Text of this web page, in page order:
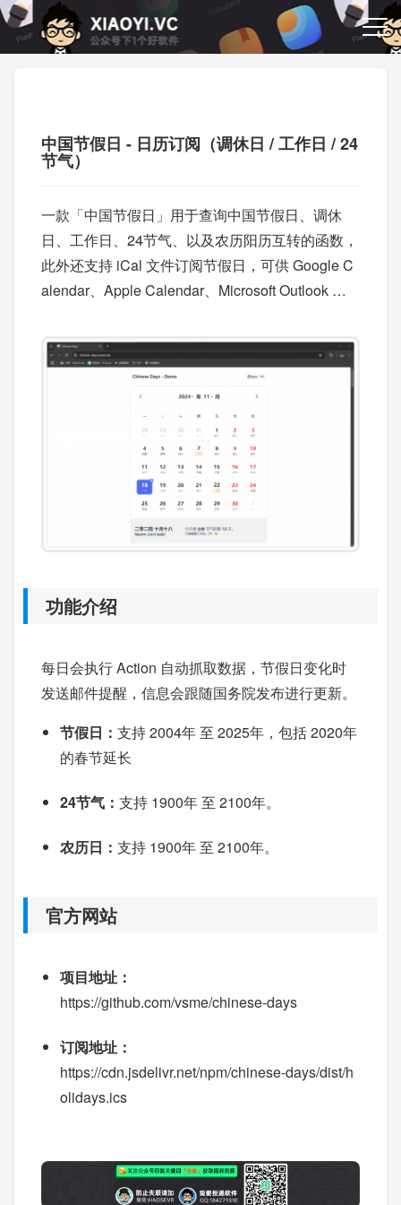
中国节假日 - 日历订阅（调休日 / 工作日 / 24
节气）
一款「中国节假日」用于查询中国节假日、调休
日、工作日、24节气、以及农历阳历互转的函数，
此外还支持 iCal 文件订阅节假日，可供 Google C
alendar、Apple Calendar、Microsoft Outlook 等
功能介绍
每日会执行 Action 自动抓取数据，节假日变化时
发送邮件提醒，信息会跟随国务院发布进行更新。
节假日： 支持 2004年 至 2025年，包括 2020年
的春节延长
24节气： 支持 1900年 至 2100年。
农历日： 支持 1900年 至 2100年。
官方网站
项目地址：
https://github.com/vsme/chinese-days
订阅地址：
https://cdn.jsdelivr.net/npm/chinese-days/dist/h
olidays.ics